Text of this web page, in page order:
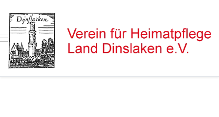
Mobile Menu Toggle